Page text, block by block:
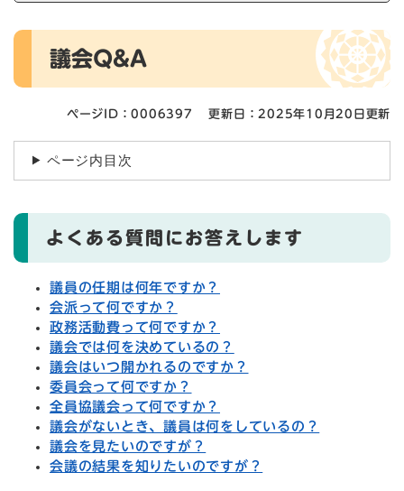
本
議会Q&A
ページID：0006397 更新日：2025年10月20日更新
ページ内目次
よくある質問にお答えします
議員の任期は何年ですか？
会派って何ですか？
政務活動費って何ですか？
議会では何を決めているの？
議会はいつ開かれるのですか？
委員会って何ですか？
全員協議会って何ですか？
議会がないとき、議員は何をしているの？
議会を見たいのですが？
会議の結果を知りたいのですが？